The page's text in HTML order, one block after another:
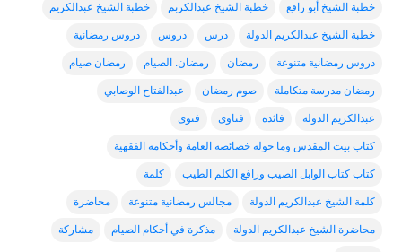
خطبة الشيخ أبو رافع خطبة الشيخ عبدالكربم خطبة الشيخ عبدالكريم
خطبة الشيخ عبدالكريم الدولة درس دروس دروس رمضانية
دروس رمضانية متنوعة رمضان رمضان. الصيام رمضان صيام
رمضان مدرسة متكاملة صوم رمضان عبدالفتاح الوصابي
عبدالكريم الدولة فائدة فتاوى فتوى
كتاب بيت المقدس وما حوله خصائصه العامة وأحكامه الفقهية
كتاب كتاب الوابل الصيب ورافع الكلم الطيب كلمة
كلمة الشيخ عبدالكريم الدولة مجالس رمضانية متنوعة محاضرة
محاضرة الشيخ عبدالكريم الدولة مذكرة في أحكام الصيام مشاركة